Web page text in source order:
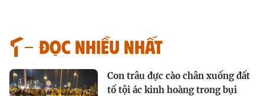
Đọc nhiều nhất
Con trâu đực cào chân xuống đất
tố tội ác kinh hoàng trong bụi